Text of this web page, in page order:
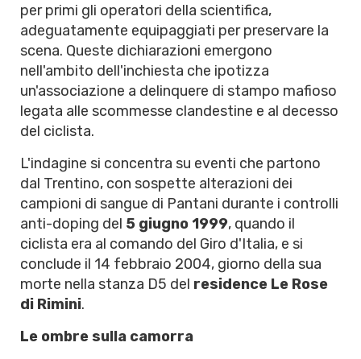
per primi gli operatori della scientifica,
adeguatamente equipaggiati per preservare la
scena. Queste dichiarazioni emergono
nell'ambito dell'inchiesta che ipotizza
un'associazione a delinquere di stampo mafioso
legata alle scommesse clandestine e al decesso
del ciclista.
L'indagine si concentra su eventi che partono
dal Trentino, con sospette alterazioni dei
campioni di sangue di Pantani durante i controlli
anti-doping del 5 giugno 1999, quando il
ciclista era al comando del Giro d'Italia, e si
conclude il 14 febbraio 2004, giorno della sua
morte nella stanza D5 del residence Le Rose
di Rimini.
Le ombre sulla camorra